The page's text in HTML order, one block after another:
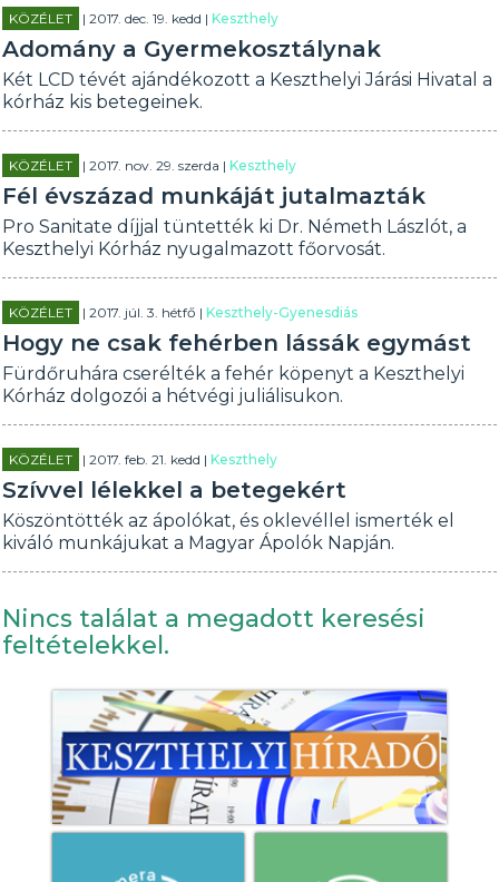
KÖZÉLET | 2017. dec. 19. kedd |Keszthely
Adomány a Gyermekosztálynak
Két LCD tévét ajándékozott a Keszthelyi Járási Hivatal a
kórház kis betegeinek.
KÖZÉLET | 2017. nov. 29. szerda |Keszthely
Fél évszázad munkáját jutalmazták
Pro Sanitate díjjal tüntették ki Dr. Németh Lászlót, a
Keszthelyi Kórház nyugalmazott főorvosát.
KÖZÉLET | 2017. júl. 3. hétfő |Keszthely-Gyenesdiás
Hogy ne csak fehérben lássák egymást
Fürdőruhára cserélték a fehér köpenyt a Keszthelyi
Kórház dolgozói a hétvégi juliálisukon.
KÖZÉLET | 2017. feb. 21. kedd |Keszthely
Szívvel lélekkel a betegekért
Köszöntötték az ápolókat, és oklevéllel ismerték el
kiváló munkájukat a Magyar Ápolók Napján.
Nincs találat a megadott keresési
feltételekkel.